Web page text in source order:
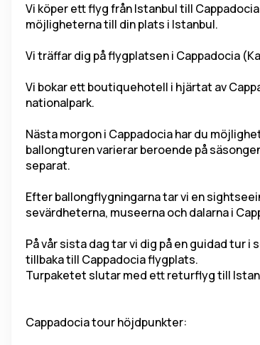
Vi köper ett flyg från Istanbul till
möjligheterna till din plats i Istanbul.
Vi träffar dig på flygplatsen i Cappadocia
Vi bokar ett boutiquehotell i hjärtat av
nationalpark.
Nästa morgon i Cappadocia har du
ballongturen varierar beroende på
separat.
Efter ballongflygningarna tar vi en
sevärdheterna, museerna och dalarna i
På vår sista dag tar vi dig på en guidad tur
tillbaka till Cappadocia flygplats.
Turpaketet slutar med ett returflyg till
Cappadocia tour höjdpunkter: